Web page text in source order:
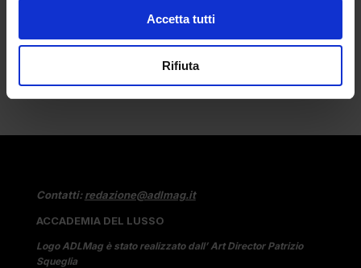
Accetta tutti
Rifiuta
Contatti:redazione@adlmag.it
ACCADEMIA DEL LUSSO
Logo ADLMag è stato realizzato dall’ Art Director Patrizio
Squeglia